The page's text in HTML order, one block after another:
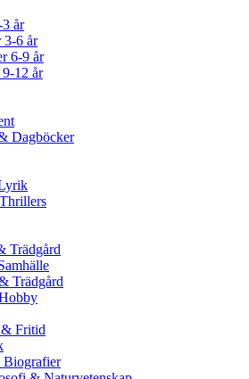
år
3-6 år
6-9 år
12 år
Dagböcker
Trädgård
Trädgård
& Fritid
Biografier